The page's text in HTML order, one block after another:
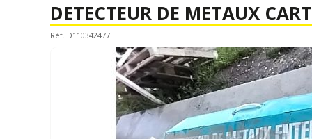
DETECTEUR DE METAUX
Réf. D110342477